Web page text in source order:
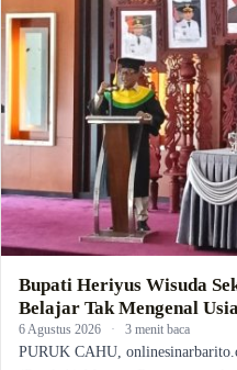
Bupati Heriyus Wisuda
Belajar Tak Mengenal
6 Agustus 2026 · 3 menit baca
PURUK CAHU,